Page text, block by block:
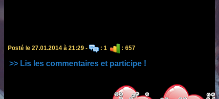
Posté le 27.01.2014 à 21:29 - : 1 : 657
>> Lis les commentaires et participe !